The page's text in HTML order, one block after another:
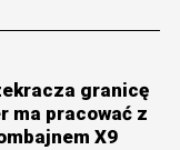
granicę
ma pracować z
X9